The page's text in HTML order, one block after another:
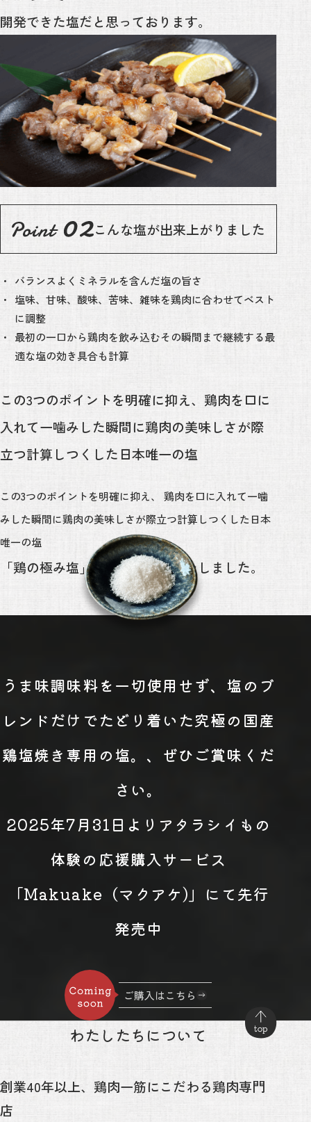
開発できた塩だと思っております。
こんな塩が出来上がりました
バランスよくミネラルを含んだ塩の旨さ
塩味、甘味、酸味、苦味、雑味を鶏肉に合わせてベスト
に調整
最初の一口から鶏肉を飲み込むその瞬間まで継続する最
適な塩の効き具合も計算
この3つのポイントを明確に抑え、鶏肉を口に
入れて一噛みした瞬間に鶏肉の美味しさが際
立つ計算しつくした日本唯一の塩
この3つのポイントを明確に抑え、
鶏肉を口に入れて一噛
みした瞬間に鶏肉の美味しさが際立つ計算しつくした日本
唯一の塩
「鶏の極み塩」がここに完成いたしました。
うま味調味料を一切使用せず、塩のブ
レンドだけでたどり着いた究極の国産
鶏塩焼き専用の塩。、ぜひご賞味くだ
さい。
2025年7月31日よりアタラシイもの
体験の応援購入サービス
「Makuake（マクアケ)」にて先行
発売中
ご購入はこちら
わたしたちについて
創業40年以上、鶏肉一筋にこだわる鶏肉専門
店